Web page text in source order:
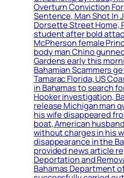
Overturn Conviction For
Sentence, Man Shot In
Dorsette Street Home,
student after bold
McPherson female
body man Chino
Gardens early this
Bahamian Scammers
Tamarac Florida, US
in Bahamas to search
Hooker investigation,
release Michigan man
his wife disappeared
boat, American
without charges in his
disappearance in the
provided news article
Deportation and
Bahamas Department